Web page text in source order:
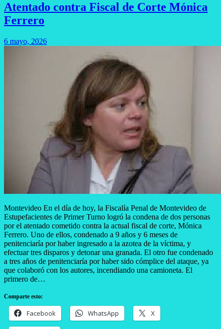
Atentado contra Fiscal de Corte Mónica
Ferrero
6 mayo, 2026
Montevideo En el día de hoy, la Fiscalía Penal de Montevideo de
Estupefacientes de Primer Turno logró la condena de dos personas
por el atentado cometido contra la actual fiscal de corte, Mónica
Ferrero. Uno de ellos, condenado a 9 años y 6 meses de
penitenciaría por haber ingresado a la azotea de la víctima, y
efectuar tres disparos y detonar una granada. El otro fue condenado
a tres años de penitenciaría por haber sido cómplice del ataque, ya
que colaboró con los autores, incendiando una camioneta. El
primero de…
Comparte esto:
Facebook WhatsApp X